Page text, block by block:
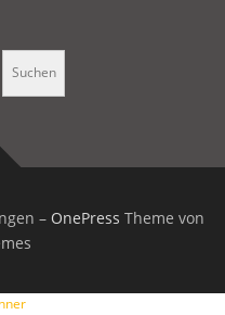
Suchen
– OnePress Theme von